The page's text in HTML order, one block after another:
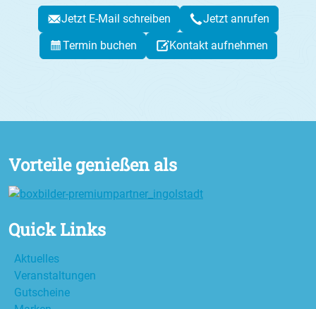
Jetzt E-Mail schreiben
Jetzt anrufen
Termin buchen
Kontakt aufnehmen
Vorteile genießen als
Quick Links
Aktuelles
Veranstaltungen
Gutscheine